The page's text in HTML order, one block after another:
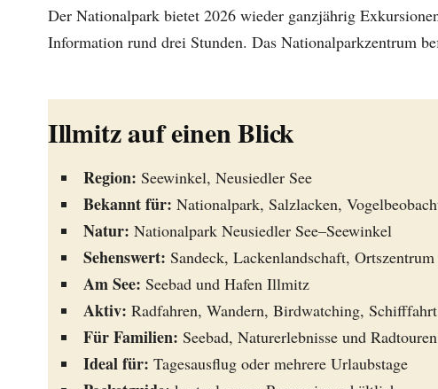
Der Nationalpark bietet 2026 wieder ganzjährig
Information rund drei Stunden. Das Nationalparkzentrum
Illmitz auf einen Blick
Region: Seewinkel, Neusiedler See
Bekannt für: Nationalpark, Salzlacken,
Natur: Nationalpark Neusiedler See–Seewinkel
Sehenswert: Sandeck, Lackenlandschaft, Ortszentrum
Am See: Seebad und Hafen Illmitz
Aktiv: Radfahren, Wandern, Birdwatching, Schifffahrt
Für Familien: Seebad, Naturerlebnisse und Radtouren
Ideal für: Tagesausflug oder mehrere Urlaubstage